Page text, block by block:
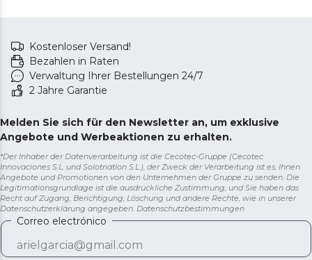
Kostenloser Versand!
Bezahlen in Raten
Verwaltung Ihrer Bestellungen 24/7
2 Jahre Garantie
Melden Sie sich für den Newsletter an, um exklusive
Angebote und Werbeaktionen zu erhalten.
*Der Inhaber der Datenverarbeitung ist die Cecotec-Gruppe (Cecotec
Innovaciones S.L. und Solotriatlon S.L.), der Zweck der Verarbeitung ist es, Ihnen
Angebote und Promotionen von den Unternehmen der Gruppe zu senden. Die
Legitimationsgrundlage ist die ausdrückliche Zustimmung, und Sie haben das
Recht auf Zugang, Berichtigung, Löschung und andere Rechte, wie in unserer
Datenschutzerklärung angegeben. Datenschutzbestimmungen
Correo electrónico